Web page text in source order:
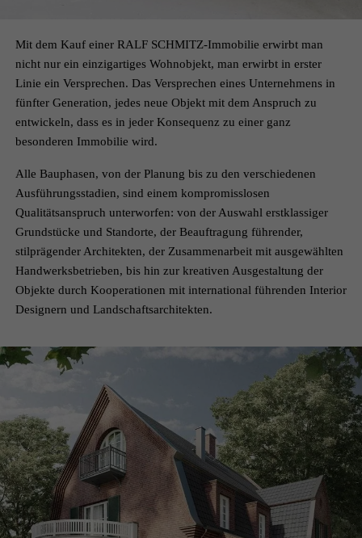
Mit dem Kauf einer RALF SCHMITZ-Immobilie erwirbt man
nicht nur ein einzigartiges Wohnobjekt, man erwirbt in erster
Linie ein Versprechen. Das Versprechen eines Unternehmens in
fünfter Generation, jedes neue Objekt mit dem Anspruch zu
entwickeln, dass es in jeder Konsequenz zu einer ganz
besonderen Immobilie wird.
Alle Bauphasen, von der Planung bis zu den verschiedenen
Ausführungsstadien, sind einem kompromisslosen
Qualitätsanspruch unterworfen: von der Auswahl erstklassiger
Grundstücke und Standorte, der Beauftragung führender,
stilprägender Architekten, der Zusammenarbeit mit ausgewählten
Handwerksbetrieben, bis hin zur kreativen Ausgestaltung der
Objekte durch Kooperationen mit international führenden Interior
Designern und Landschaftsarchitekten.